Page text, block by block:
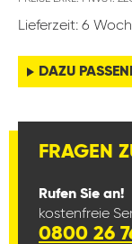
Lieferzeit: 6
DAZU
FRAGEN
Rufen Sie an!
kostenfreie
0800 26